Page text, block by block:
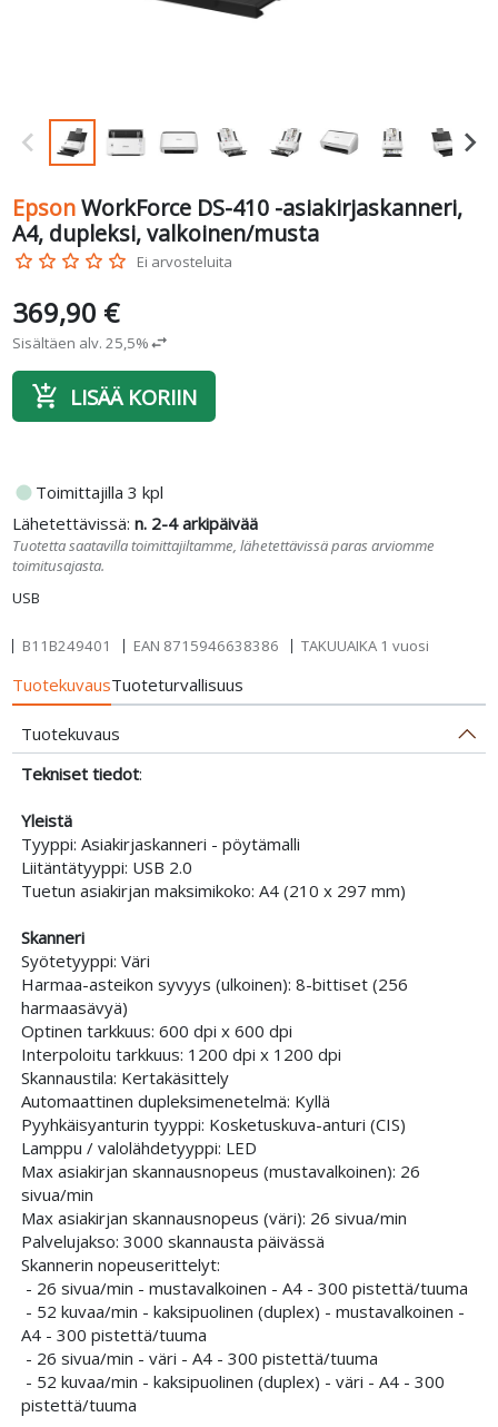
EpsonWorkForce DS-410 -asiakirjaskanneri,
A4, dupleksi, valkoinen/musta
star_border star_border star_border star_border star_border Ei arvosteluita
USB
369,90 €
Sisältäen alv. 25,5%swap_horiz
add_shopping_cart LISÄÄ KORIIN
fiber_manual_record Toimittajilla 3 kpl
Lähetettävissä:n. 2-4 arkipäivää
Tuotetta saatavilla toimittajiltamme, lähetettävissä paras arviomme
toimitusajasta.
B11B249401 EAN 8715946638386 TAKUUAIKA 1 vuosi
TuotekuvausTuoteturvallisuus
Tuotekuvaus
Tekniset tiedot:
Yleistä
Tyyppi: Asiakirjaskanneri - pöytämalli
Liitäntätyyppi: USB 2.0
Tuetun asiakirjan maksimikoko: A4 (210 x 297 mm)
Skanneri
Syötetyyppi: Väri
Harmaa-asteikon syvyys (ulkoinen): 8-bittiset (256
harmaasävyä)
Optinen tarkkuus: 600 dpi x 600 dpi
Interpoloitu tarkkuus: 1200 dpi x 1200 dpi
Skannaustila: Kertakäsittely
Automaattinen dupleksimenetelmä: Kyllä
Pyyhkäisyanturin tyyppi: Kosketuskuva-anturi (CIS)
Lamppu / valolähdetyyppi: LED
Max asiakirjan skannausnopeus (mustavalkoinen): 26
sivua/min
Max asiakirjan skannausnopeus (väri): 26 sivua/min
Palvelujakso: 3000 skannausta päivässä
Skannerin nopeuserittelyt:
- 26 sivua/min - mustavalkoinen - A4 - 300 pistettä/tuuma
- 52 kuvaa/min - kaksipuolinen (duplex) - mustavalkoinen -
A4 - 300 pistettä/tuuma
- 26 sivua/min - väri - A4 - 300 pistettä/tuuma
- 52 kuvaa/min - kaksipuolinen (duplex) - väri - A4 - 300
pistettä/tuuma